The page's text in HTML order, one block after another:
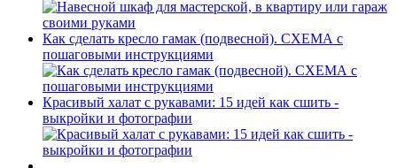
Как сделать кресло гамак (подвесной). СХЕМА с
пошаговыми инструкциями
Красивый халат с рукавами: 15 идей как сшить -
выкройки и фотографии